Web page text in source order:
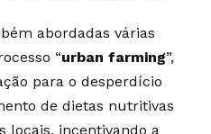
abordadas várias
“urban farming”,
para o desperdício
de dietas nutritivas
locais, incentivando a